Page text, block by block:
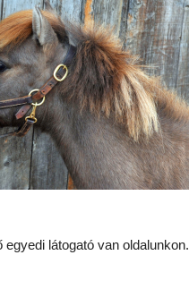
látogató van oldalunkon.